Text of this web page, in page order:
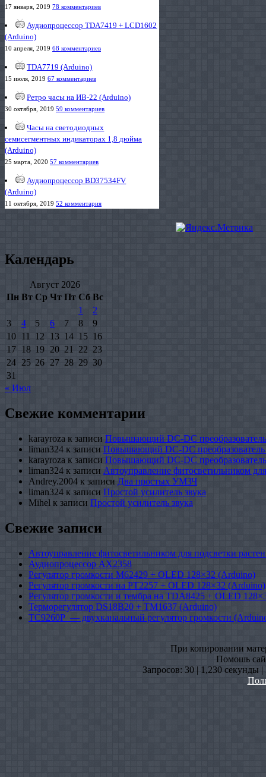
17 января, 2019 78 комментариев
Аудиопроцессор TDA7419 + LCD1602
(Arduino)
10 апреля, 2019 68 комментариев
TDA7719 (Arduino)
15 июля, 2019 67 комментариев
Ретро часы на ИВ-22 (Arduino)
30 октября, 2019 59 комментариев
Часы на светодиодных
семисегментных индикаторах 1,8 дюйма
(Arduino)
25 марта, 2020 57 комментариев
Аудиопроцессор BD37534FV
(Arduino)
11 октября, 2019 52 комментария
Календарь
Август 2026
Пн Вт Ср Чт Пт Сб Вс
1
2
3
4 5 6 7 8
9
10
11 12 13 14 15 16
17
18 19 20 21 22 23
24 25 26 27 28 29 30
31
« Июл
Свежие комментарии
karayroza к записи Повышающий DC-DC
liman324 к записи Повышающий DC-DC
karayroza к записи Повышающий DC-DC
liman324 к записи Автоуправление фитосветильником
Andrey.2004 к записи Два простых УМЗЧ
liman324 к записи Простой усилитель звука
Mihel к записи Простой усилитель звука
Свежие записи
Автоуправление фитосветильником для подсветки
Аудиопроцессор AX2358
Регулятор громкости M62429 + OLED 128×32 (Arduino)
Регулятор громкости на PT2257 + OLED 128×32 (Arduino)
Регулятор громкости и тембра на TDA8425 + OLED
Терморегулятор DS18B20 + TM1637 (Arduino)
TC9260P — двухканальный регулятор громкости
При копировании
Помошь
Запросов: 30 | 1,230 секунды